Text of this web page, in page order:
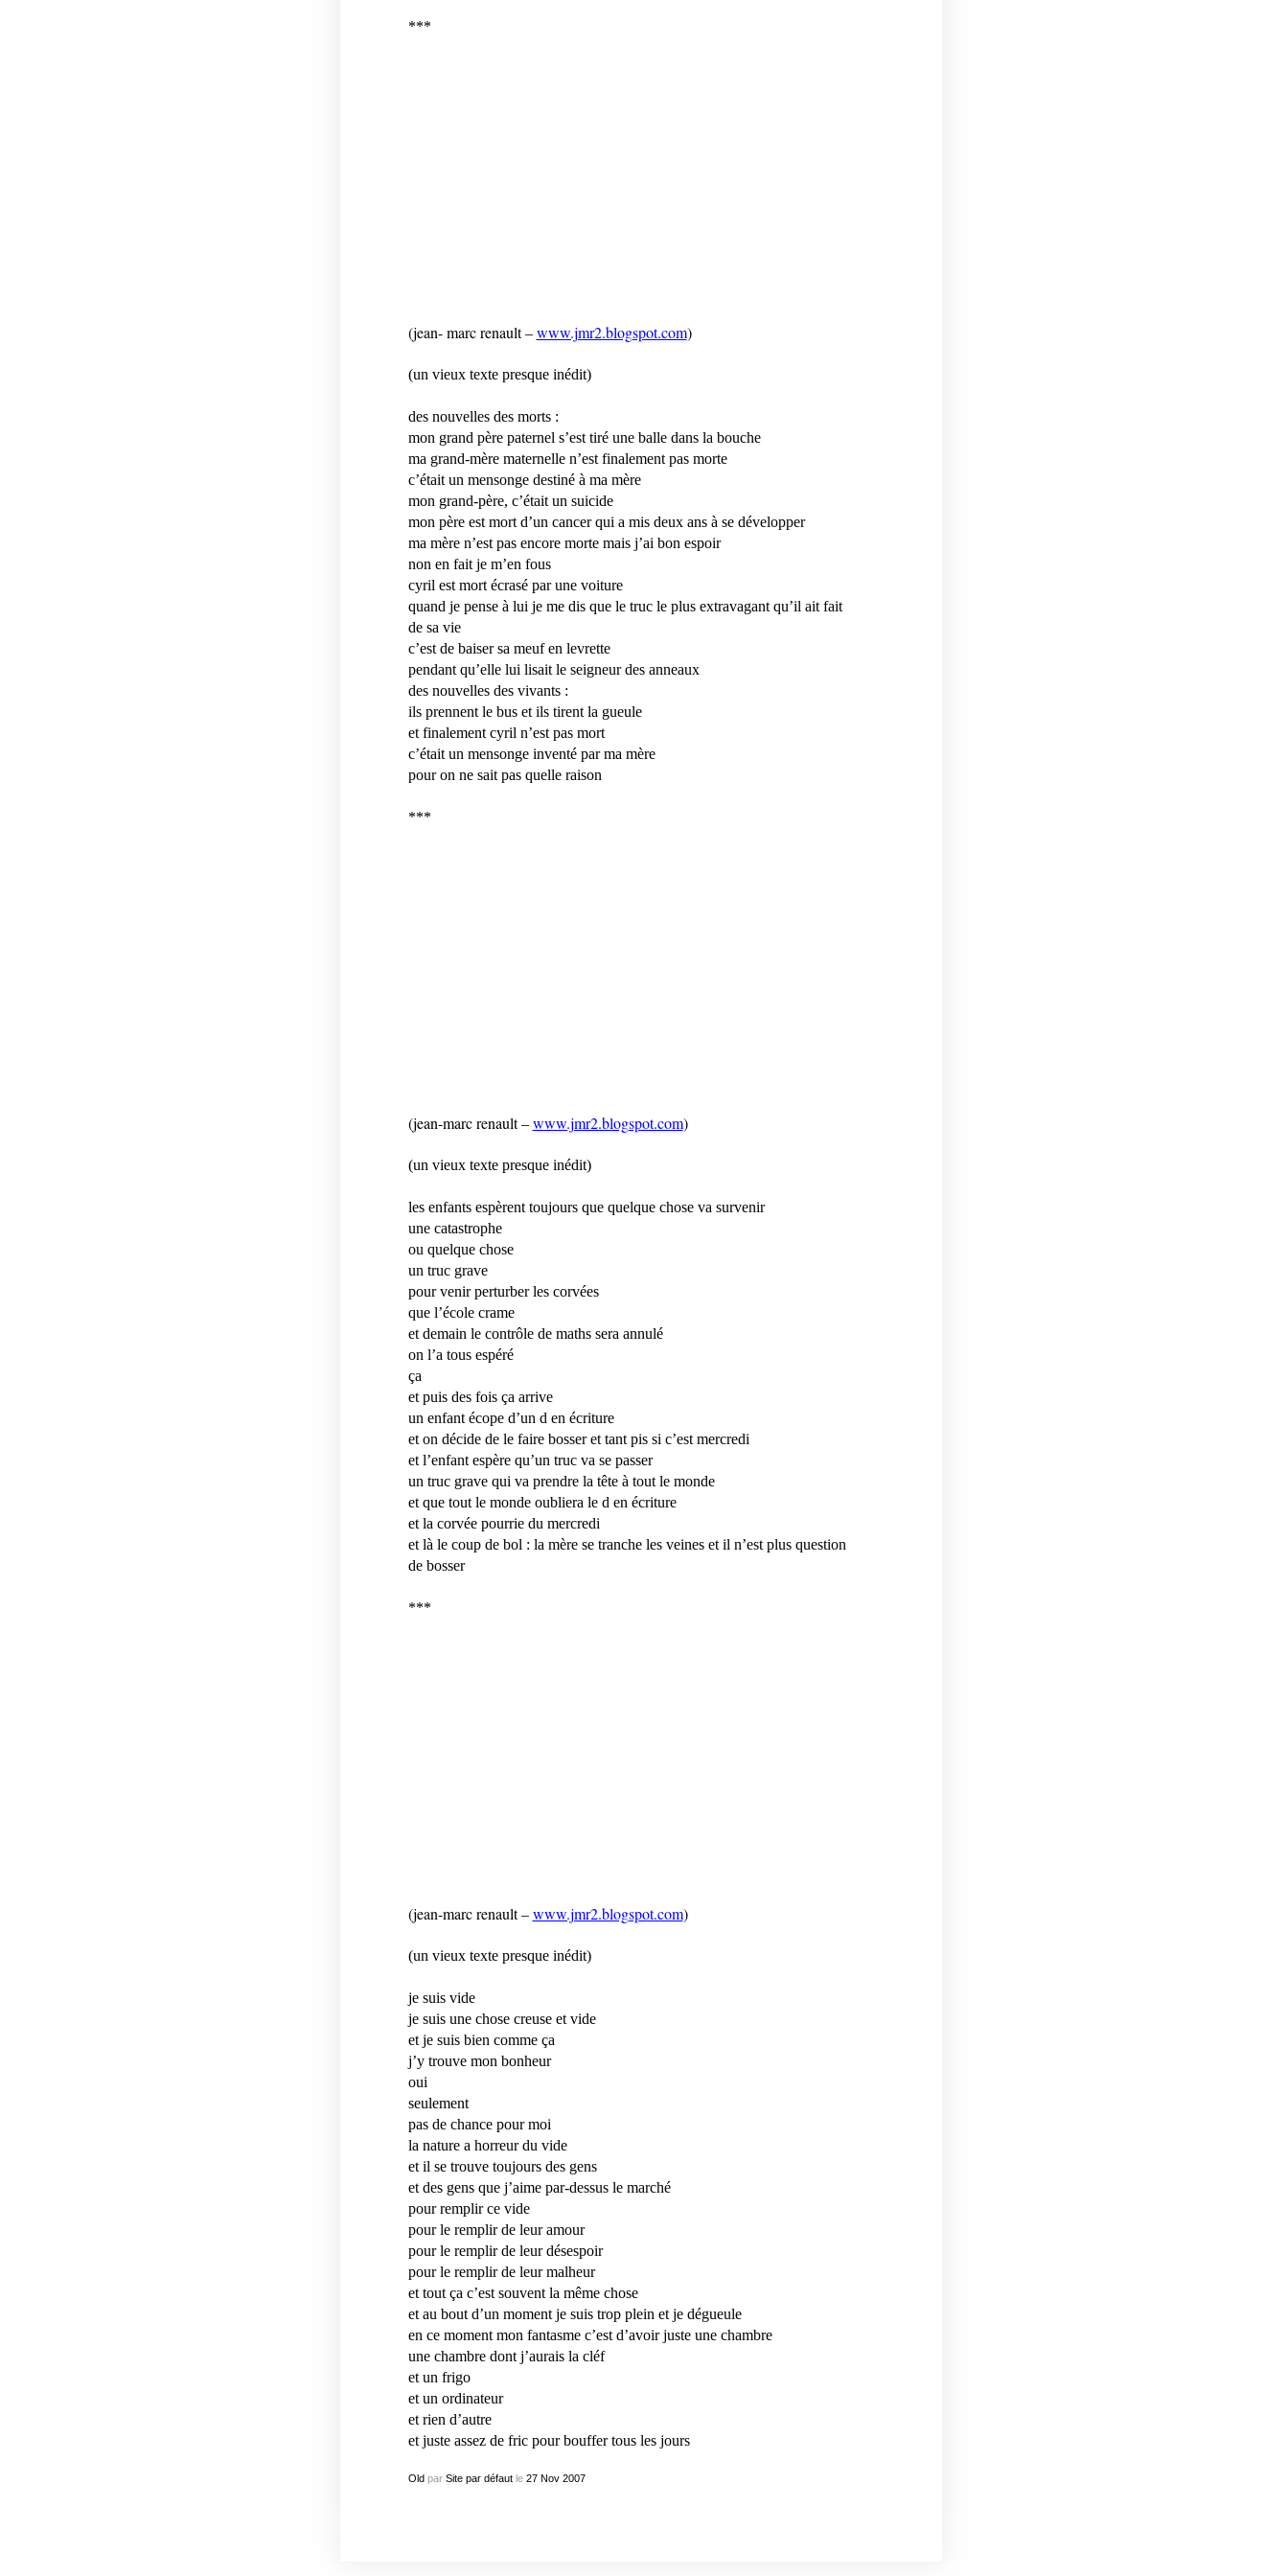
***
(jean- marc renault –www.jmr2.blogspot.com)
(un vieux texte presque inédit)
des nouvelles des morts :
mon grand père paternel s’est tiré une balle dans la bouche
ma grand-mère maternelle n’est finalement pas morte
c’était un mensonge destiné à ma mère
mon grand-père, c’était un suicide
mon père est mort d’un cancer qui a mis deux ans à se développer
ma mère n’est pas encore morte mais j’ai bon espoir
non en fait je m’en fous
cyril est mort écrasé par une voiture
quand je pense à lui je me dis que le truc le plus extravagant qu’il ait fait
de sa vie
c’est de baiser sa meuf en levrette
pendant qu’elle lui lisait le seigneur des anneaux
des nouvelles des vivants :
ils prennent le bus et ils tirent la gueule
et finalement cyril n’est pas mort
c’était un mensonge inventé par ma mère
pour on ne sait pas quelle raison
***
(jean-marc renault –www.jmr2.blogspot.com)
(un vieux texte presque inédit)
les enfants espèrent toujours que quelque chose va survenir
une catastrophe
ou quelque chose
un truc grave
pour venir perturber les corvées
que l’école crame
et demain le contrôle de maths sera annulé
on l’a tous espéré
ça
et puis des fois ça arrive
un enfant écope d’un d en écriture
et on décide de le faire bosser et tant pis si c’est mercredi
et l’enfant espère qu’un truc va se passer
un truc grave qui va prendre la tête à tout le monde
et que tout le monde oubliera le d en écriture
et la corvée pourrie du mercredi
et là le coup de bol : la mère se tranche les veines et il n’est plus question
de bosser
***
(jean-marc renault –www.jmr2.blogspot.com)
(un vieux texte presque inédit)
je suis vide
je suis une chose creuse et vide
et je suis bien comme ça
j’y trouve mon bonheur
oui
seulement
pas de chance pour moi
la nature a horreur du vide
et il se trouve toujours des gens
et des gens que j’aime par-dessus le marché
pour remplir ce vide
pour le remplir de leur amour
pour le remplir de leur désespoir
pour le remplir de leur malheur
et tout ça c’est souvent la même chose
et au bout d’un moment je suis trop plein et je dégueule
en ce moment mon fantasme c’est d’avoir juste une chambre
une chambre dont j’aurais la cléf
et un frigo
et un ordinateur
et rien d’autre
et juste assez de fric pour bouffer tous les jours
Old par Site par défautle 27 Nov 2007